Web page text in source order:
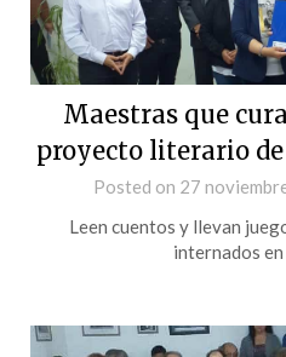
Maestras que
proyecto literario de
Posted on 27
Leen cuentos y llevan
internados